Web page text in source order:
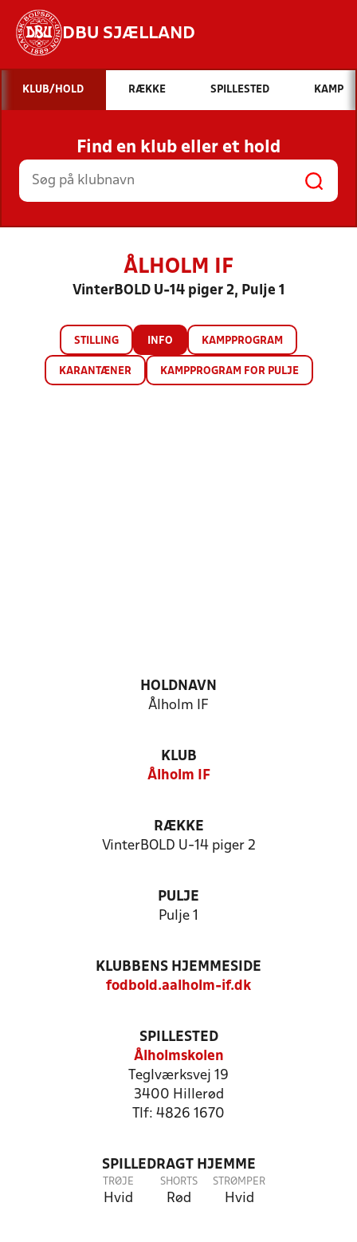
DBU SJÆLLAND
Hvad vil du søge efter?
INDHOLD OG NYHEDER
STILLINGER, RESULTATER, KLUBBER OG
HOLD
KLUB/HOLD RÆKKE SPILLESTED KAMP
Find en klub eller et hold
ÅLHOLM IF
VinterBOLD U-14 piger 2, Pulje 1
STILLING INFO KAMPPROGRAM
KARANTÆNER KAMPPROGRAM FOR PULJE
HOLDNAVN
Ålholm IF
KLUB
Ålholm IF
RÆKKE
VinterBOLD U-14 piger 2
PULJE
Pulje 1
KLUBBENS HJEMMESIDE
fodbold.aalholm-if.dk
SPILLESTED
Ålholmskolen
Teglværksvej 19
3400 Hillerød
Tlf: 4826 1670
SPILLEDRAGT HJEMME
TRØJE
Hvid
SHORTS
Rød
STRØMPER
Hvid